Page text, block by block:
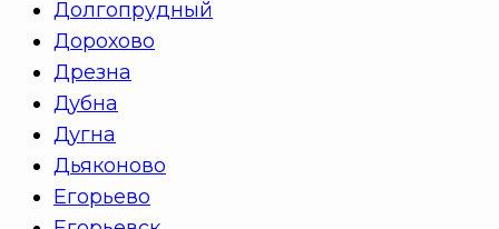
Долгопрудный
Дорохово
Дрезна
Дубна
Дугна
Дьяконово
Егорьево